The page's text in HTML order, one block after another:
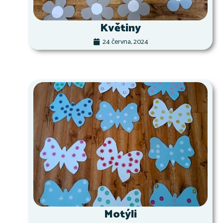
Květiny
24 června, 2024
Motýli